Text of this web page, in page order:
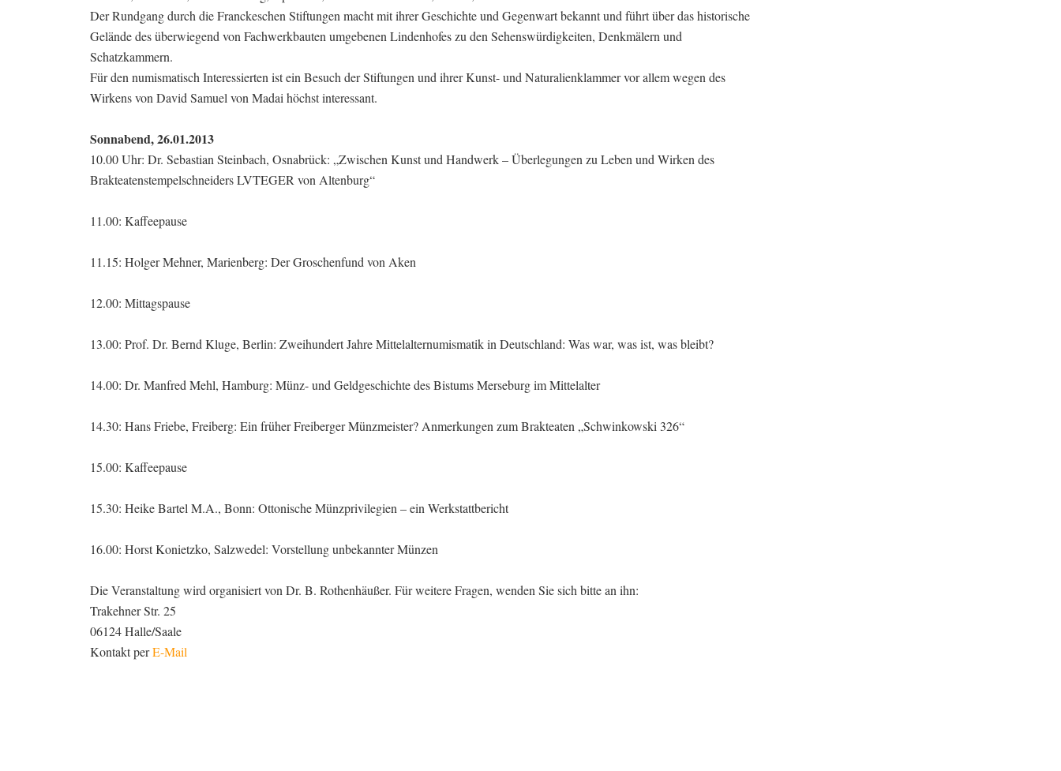
Der Rundgang durch die Franckeschen Stiftungen macht mit ihrer Geschichte und Gegenwart bekannt und führt über das historische
Gelände des überwiegend von Fachwerkbauten umgebenen Lindenhofes zu den Sehenswürdigkeiten, Denkmälern und
Schatzkammern.
Für den numismatisch Interessierten ist ein Besuch der Stiftungen und ihrer Kunst- und Naturalienklammer vor allem wegen des
Wirkens von David Samuel von Madai höchst interessant.
Sonnabend, 26.01.2013
10.00 Uhr: Dr. Sebastian Steinbach, Osnabrück: „Zwischen Kunst und Handwerk – Überlegungen zu Leben und Wirken des
Brakteatenstempelschneiders LVTEGER von Altenburg“
11.00: Kaffeepause
11.15: Holger Mehner, Marienberg: Der Groschenfund von Aken
12.00: Mittagspause
13.00: Prof. Dr. Bernd Kluge, Berlin: Zweihundert Jahre Mittelalternumismatik in Deutschland: Was war, was ist, was bleibt?
14.00: Dr. Manfred Mehl, Hamburg: Münz- und Geldgeschichte des Bistums Merseburg im Mittelalter
14.30: Hans Friebe, Freiberg: Ein früher Freiberger Münzmeister? Anmerkungen zum Brakteaten „Schwinkowski 326“
15.00: Kaffeepause
15.30: Heike Bartel M.A., Bonn: Ottonische Münzprivilegien – ein Werkstattbericht
16.00: Horst Konietzko, Salzwedel: Vorstellung unbekannter Münzen
Die Veranstaltung wird organisiert von Dr. B. Rothenhäußer. Für weitere Fragen, wenden Sie sich bitte an ihn:
Trakehner Str. 25
06124 Halle/Saale
Kontakt perE-Mail